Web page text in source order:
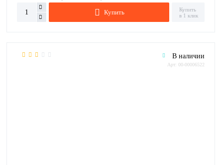
Купить
Купить
в 1 клик
В наличии
Арт: 00-00006522